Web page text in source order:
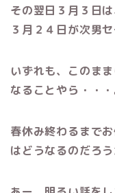
その翌日３月３日
３月２４日が次男
いずれも、このま
なることやら・・・
春休み終わるまで
はどうなるのだろう